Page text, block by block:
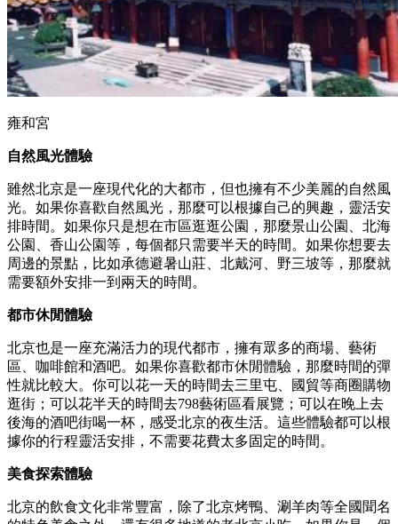
雍和宮
自然風光體驗
雖然北京是一座現代化的大都市，但也擁有不少美麗的自然風
光。如果你喜歡自然風光，那麼可以根據自己的興趣，靈活安
排時間。如果你只是想在市區逛逛公園，那麼景山公園、北海
公園、香山公園等，每個都只需要半天的時間。如果你想要去
周邊的景點，比如承德避暑山莊、北戴河、野三坡等，那麼就
需要額外安排一到兩天的時間。
都市休閒體驗
北京也是一座充滿活力的現代都市，擁有眾多的商場、藝術
區、咖啡館和酒吧。如果你喜歡都市休閒體驗，那麼時間的彈
性就比較大。你可以花一天的時間去三里屯、國貿等商圈購物
逛街；可以花半天的時間去798藝術區看展覽；可以在晚上去
後海的酒吧街喝一杯，感受北京的夜生活。這些體驗都可以根
據你的行程靈活安排，不需要花費太多固定的時間。
美食探索體驗
北京的飲食文化非常豐富，除了北京烤鴨、涮羊肉等全國聞名